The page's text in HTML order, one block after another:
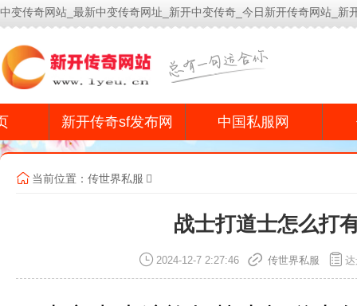
中变传奇网站_最新中变传奇网址_新开中变传奇_今日新开传奇网站_新
新开传奇sf发布网 中国私服网
当前位置： 传世界私服
战士打道士怎么打
2024-12-7 2:27:46 传世界私服